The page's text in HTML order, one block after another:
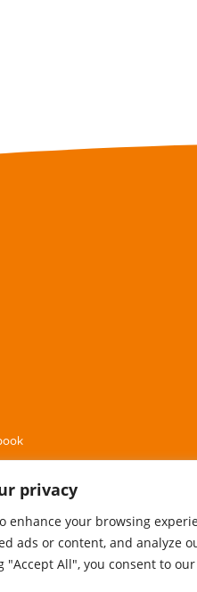
privacy
enhance your browsing
ads or content, and analyze
"Accept All", you consent to